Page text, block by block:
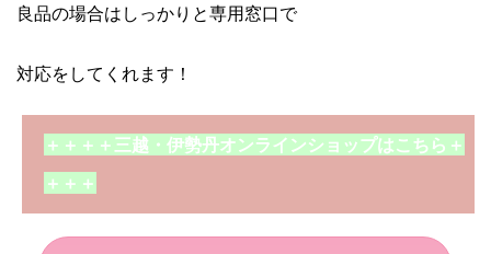
良品の場合はしっかりと専用窓口で
対応をしてくれます！
＋＋＋＋三越・伊勢丹オンラインショップはこちら＋
＋＋＋